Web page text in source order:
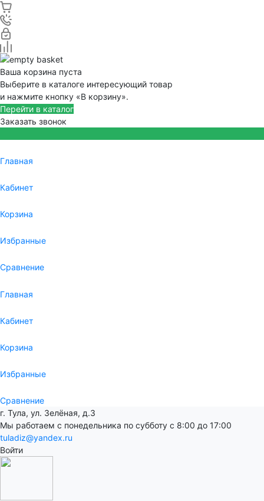
Ваша корзина пуста
Выберите в каталоге интересующий товар
и нажмите кнопку «В корзину».
Перейти в каталог
Заказать звонок
Главная
Кабинет
Корзина
Избранные
Сравнение
Главная
Кабинет
Корзина
Избранные
Сравнение
г. Тула, ул. Зелёная, д.3
Мы работаем с понедельника по субботу с 8:00 до 17:00
tuladiz@yandex.ru
Войти